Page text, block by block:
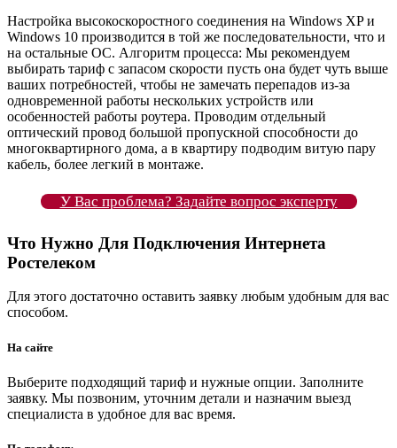
Настройка высокоскоростного соединения на Windows XP и
Windows 10 производится в той же последовательности, что и
на остальные ОС. Алгоритм процесса: Мы рекомендуем
выбирать тариф с запасом скорости пусть она будет чуть выше
ваших потребностей, чтобы не замечать перепадов из-за
одновременной работы нескольких устройств или
особенностей работы роутера. Проводим отдельный
оптический провод большой пропускной способности до
многоквартирного дома, а в квартиру подводим витую пару
кабель, более легкий в монтаже.
У Вас проблема? Задайте вопрос эксперту
Что Нужно Для Подключения Интернета
Ростелеком
Для этого достаточно оставить заявку любым удобным для вас
способом.
На сайте
Выберите подходящий тариф и нужные опции. Заполните
заявку. Мы позвоним, уточним детали и назначим выезд
специалиста в удобное для вас время.